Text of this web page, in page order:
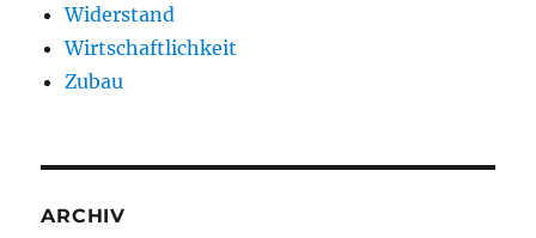
Widerstand
Wirtschaftlichkeit
Zubau
ARCHIV